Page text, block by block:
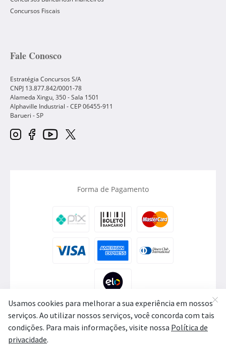
Concursos Fiscais
Fale Conosco
Estratégia Concursos S/A
CNPJ 13.877.842/0001-78
Alameda Xingu, 350 - Sala 1501
Alphaville Industrial - CEP06455-911
Barueri -SP
Forma de Pagamento